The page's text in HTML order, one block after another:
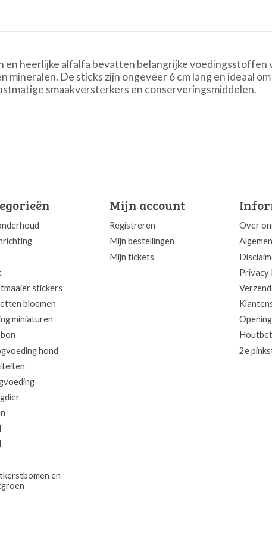
en heerlijke alfalfa bevatten belangrijke
mineralen. De sticks zijn ongeveer 6 cm lang en ideaal
smaakversterkers en conserveringsmiddelen.
stickers
bloemen
miniaturen
hond
en
Mijn account
Registreren
Mijn bestellingen
Mijn tickets
Over
Privacy
2e